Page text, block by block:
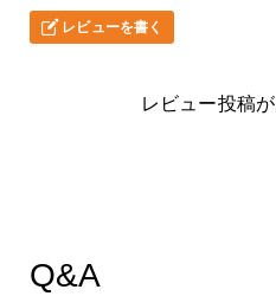
レビューを書く
レビュー投稿
Q&A